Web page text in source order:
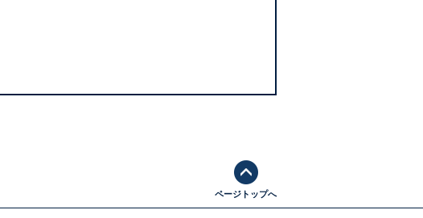
ページトップへ